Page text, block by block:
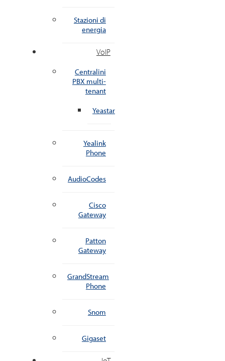
Stazioni di
energia
VoIP
Centralini
PBX multi-
tenant
Yeastar
Yealink
Phone
AudioCodes
Cisco
Gateway
Patton
Gateway
GrandStream
Phone
Snom
Gigaset